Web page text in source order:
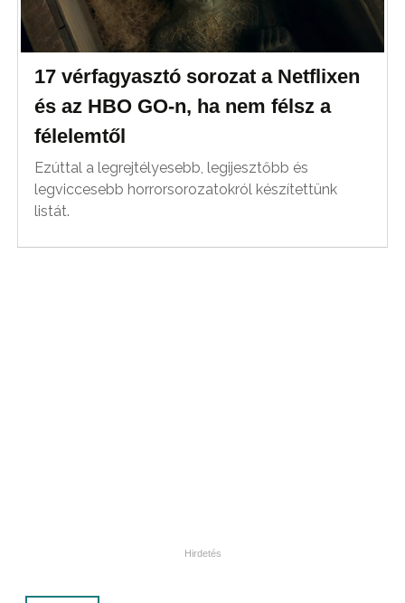
17 vérfagyasztó sorozat a Netflixen
és az HBO GO-n, ha nem félsz a
félelemtől
Ezúttal a legrejtélyesebb, legijesztőbb és
legviccesebb horrorsorozatokról készítettünk
listát.